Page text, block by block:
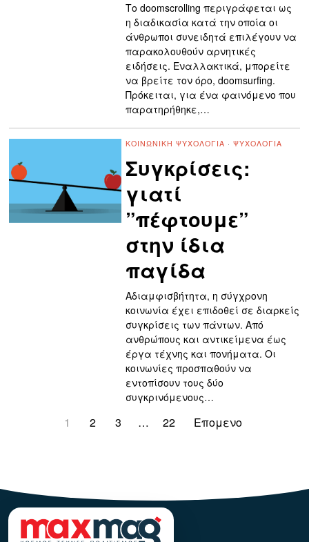
Το doomscrolling περιγράφεται ως
η διαδικασία κατά την οποία οι
άνθρωποι συνειδητά επιλέγουν να
παρακολουθούν αρνητικές
ειδήσεις. Εναλλακτικά, μπορείτε
να βρείτε τον όρο, doomsurfing.
Πρόκειται, για ένα φαινόμενο που
παρατηρήθηκε,…
ΚΟΙΝΩΝΙΚΉ ΨΥΧΟΛΟΓΊΑ · ΨΥΧΟΛΟΓΊΑ
Συγκρίσεις:
γιατί
”πέφτουμε”
στην ίδια
παγίδα
Αδιαμφισβήτητα, η σύγχρονη
κοινωνία έχει επιδοθεί σε διαρκείς
συγκρίσεις των πάντων. Από
ανθρώπους και αντικείμενα έως
έργα τέχνης και πονήματα. Οι
κοινωνίες προσπαθούν να
εντοπίσουν τους δύο
συγκρινόμενους…
1 2 3 … 22 Επομενο